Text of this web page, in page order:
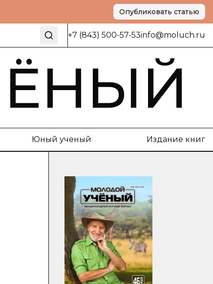
Опубликовать статью
+7 (843) 500-57-53info@moluch.ru
Юный ученый Издание книг